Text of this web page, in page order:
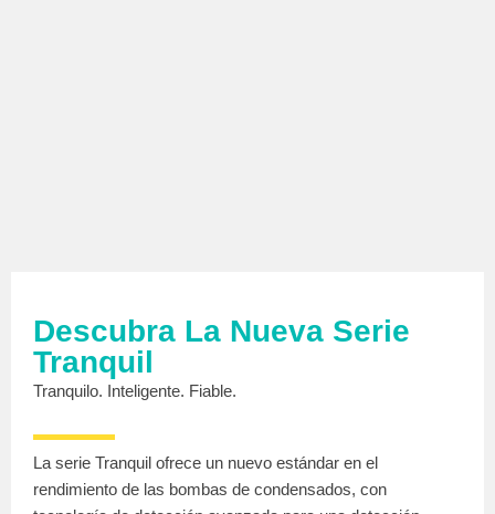
Descubra La Nueva Serie
Tranquil
Tranquilo. Inteligente. Fiable.
La serie Tranquil ofrece un nuevo estándar en el
rendimiento de las bombas de condensados, con